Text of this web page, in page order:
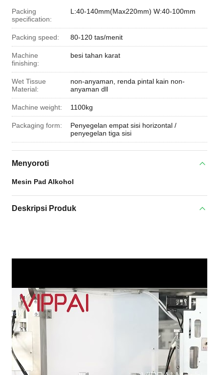
Packing
specification:
L:40-140mm(Max220mm) W:40-100mm
Packing speed: 80-120 tas/menit
Machine
finishing:
besi tahan karat
Wet Tissue
Material:
non-anyaman, renda pintal kain non-
anyaman dll
Machine weight: 1100kg
Packaging form:
Penyegelan empat sisi horizontal /
penyegelan tiga sisi
Menyoroti
Mesin Pad Alkohol
Deskripsi Produk